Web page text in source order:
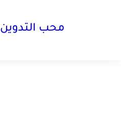
محب التدوين